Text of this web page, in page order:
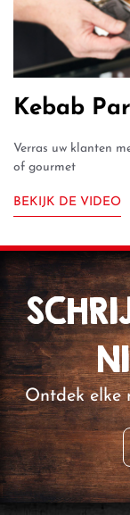
Kebab
Verras uw klanten
of gourmet
BEKIJK DE VIDEO
Ontdek elke